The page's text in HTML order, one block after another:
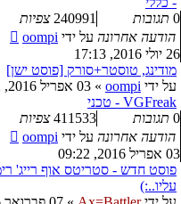
0 תגובות 240991 צפיות
הודעה אחרונה על ידי oompi
26 יולי 2016, 17:13
מודינג, טוסטר+סורק [פוסט ישן]
על ידי oompi
» 03 אפריל 2016, 09:22
VGFreak - טכני
0 תגובות 411533 צפיות
הודעה אחרונה על ידי oompi
03 אפריל 2016, 09:22
פוסט חדש - סטריטס אוף רייג'
עליו..:)